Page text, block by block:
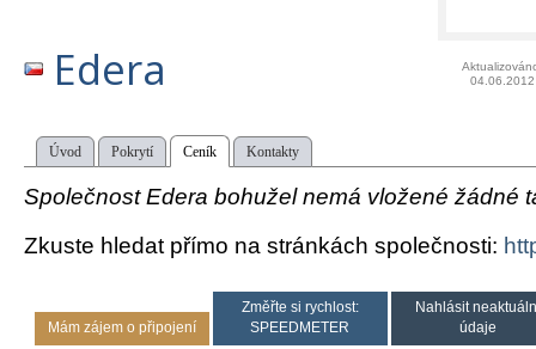
Edera
04.06.2012
Úvod Pokrytí Ceník Kontakty
Společnost Edera bohužel nemá vložené žádné
Zkuste hledat přímo na stránkách společnosti:
Mám zájem o připojení
Změřte si rychlost:
SPEEDMETER
Nahlásit
údaje